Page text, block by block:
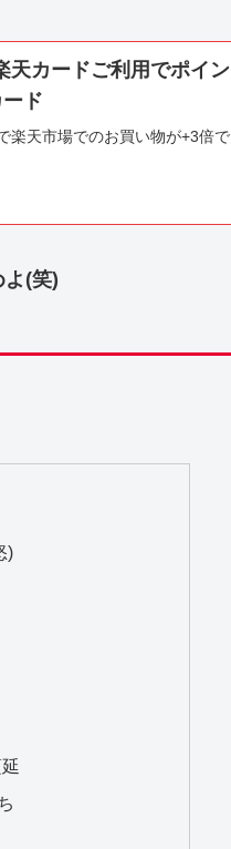
天カードご利用でポイン
ド
楽天市場でのお買い物が+3倍で
よ(笑)
)